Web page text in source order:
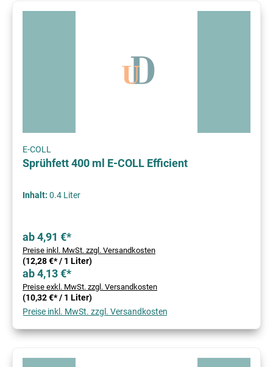
E-COLL
Sprühfett 400 ml E-COLL Efficient
Inhalt: 0.4 Liter
ab 4,91 €*
Preise inkl. MwSt. zzgl. Versandkosten
(12,28 €* / 1 Liter)
ab 4,13 €*
Preise exkl. MwSt. zzgl. Versandkosten
(10,32 €* / 1 Liter)
Preise inkl. MwSt. zzgl. Versandkosten